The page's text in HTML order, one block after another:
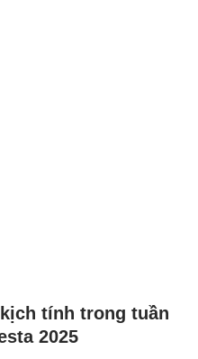
tính trong tuần
2025